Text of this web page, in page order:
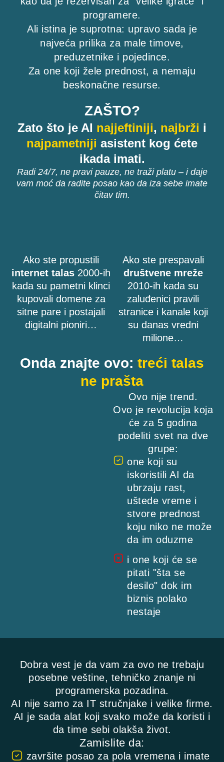
programere.
Ali istina je suprotna: upravo sada je
najveća prilika za male timove,
preduzetnike i pojedince.
Za one koji žele prednost, a nemaju
beskonačne resurse.
ZAŠTO?
Zato što je AI najjeftiniji, najbrži i
najpametniji asistent kog ćete
ikada imati.
Radi 24/7, ne pravi pauze, ne traži platu – i daje
vam moć da radite posao kao da iza sebe imate
čitav tim.
Ako ste propustili
internet talas 2000-ih
kada su pametni klinci
kupovali domene za
sitne pare i postajali
digitalni pioniri…
Ako ste prespavali
društvene mreže
2010-ih kada su
zaluđenici pravili
stranice i kanale koji
su danas vredni
milione…
Onda znajte ovo: treći talas
ne prašta
Ovo nije trend.
Ovo je revolucija koja
će za 5 godina
podeliti svet na dve
grupe:
one koji su
iskoristili AI da
ubrzaju rast,
uštede vreme i
stvore prednost
koju niko ne može
da im oduzme
i one koji će se
pitati "šta se
desilo" dok im
biznis polako
nestaje
Dobra vest je da vam za ovo ne trebaju
posebne veštine, tehničko znanje ni
programerska pozadina.
AI nije samo za IT stručnjake i velike firme.
AI je sada alat koji svako može da koristi i
da time sebi olakša život.
Zamislite da:
završite posao za pola vremena i imate